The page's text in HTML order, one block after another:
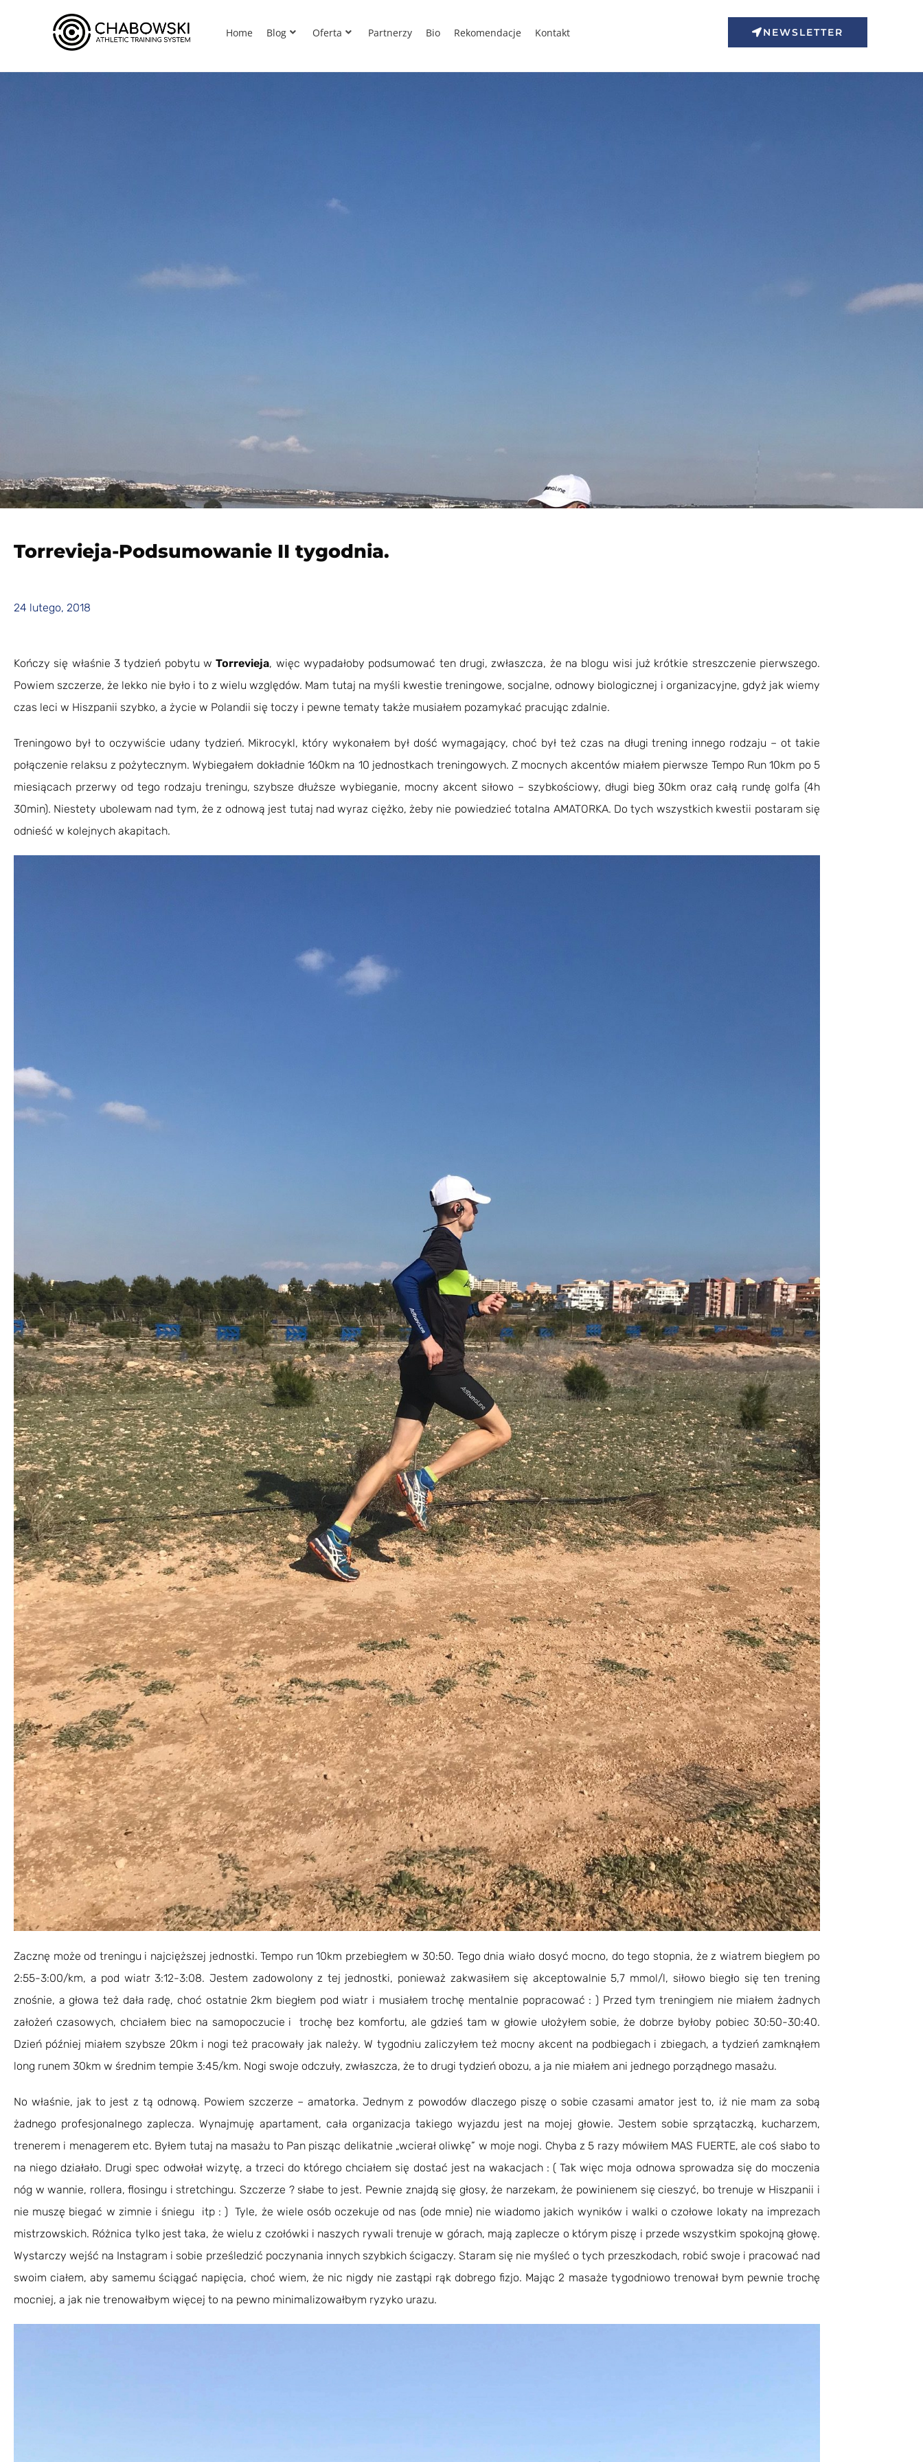
Home Blog Oferta Partnerzy Bio Rekomendacje Kontakt NEWSLETTER
Torrevieja-Podsumowanie II tygodnia.
24 lutego, 2018
Kończy się właśnie 3 tydzień pobytu wTorrevieja, więc wypadałoby podsumować ten drugi, zwłaszcza, że na blogu wisi już krótkie streszczenie pierwszego.
Powiem szczerze, że lekko nie było i to z wielu względów. Mam tutaj na myśli kwestie treningowe, socjalne, odnowy biologicznej i organizacyjne, gdyż jak wiemy
czas leci w Hiszpanii szybko, a życie w Polandii się toczy i pewne tematy także musiałem pozamykać pracując zdalnie.
Treningowo był to oczywiście udany tydzień. Mikrocykl, który wykonałem był dość wymagający, choć był też czas na długi trening innego rodzaju – ot takie
połączenie relaksu z pożytecznym. Wybiegałem dokładnie 160km na 10 jednostkach treningowych. Z mocnych akcentów miałem pierwsze Tempo Run 10km po 5
miesiącach przerwy od tego rodzaju treningu, szybsze dłuższe wybieganie, mocny akcent siłowo – szybkościowy, długi bieg 30km oraz całą rundę golfa (4h
30min). Niestety ubolewam nad tym, że z odnową jest tutaj nad wyraz ciężko, żeby nie powiedzieć totalna AMATORKA. Do tych wszystkich kwestii postaram się
odnieść w kolejnych akapitach.
Zacznę może od treningu i najcięższej jednostki. Tempo run 10km przebiegłem w 30:50. Tego dnia wiało dosyć mocno, do tego stopnia, że z wiatrem biegłem po
2:55-3:00/km, a pod wiatr 3:12-3:08. Jestem zadowolony z tej jednostki, ponieważ zakwasiłem się akceptowalnie 5,7 mmol/l, siłowo biegło się ten trening
znośnie, a głowa też dała radę, choć ostatnie 2km biegłem pod wiatr i musiałem trochę mentalnie popracować : ) Przed tym treningiem nie miałem żadnych
założeń czasowych, chciałem biec na samopoczucie i trochę bez komfortu, ale gdzieś tam w głowie ułożyłem sobie, że dobrze byłoby pobiec 30:50-30:40.
Dzień później miałem szybsze 20km i nogi też pracowały jak należy. W tygodniu zaliczyłem też mocny akcent na podbiegach i zbiegach, a tydzień zamknąłem
long runem 30km w średnim tempie 3:45/km. Nogi swoje odczuły, zwłaszcza, że to drugi tydzień obozu, a ja nie miałem ani jednego porządnego masażu.
No właśnie, jak to jest z tą odnową. Powiem szczerze – amatorka. Jednym z powodów dlaczego piszę o sobie czasami amator jest to, iż nie mam za sobą
żadnego profesjonalnego zaplecza. Wynajmuję apartament, cała organizacja takiego wyjazdu jest na mojej głowie. Jestem sobie sprzątaczką, kucharzem,
trenerem i menagerem etc. Byłem tutaj na masażu to Pan pisząc delikatnie „wcierał oliwkę” w moje nogi. Chyba z 5 razy mówiłem MAS FUERTE, ale coś słabo to
na niego działało. Drugi spec odwołał wizytę, a trzeci do którego chciałem się dostać jest na wakacjach : ( Tak więc moja odnowa sprowadza się do moczenia
nóg w wannie, rollera, flosingu i stretchingu. Szczerze ? słabe to jest. Pewnie znajdą się głosy, że narzekam, że powinienem się cieszyć, bo trenuje w Hiszpanii i
nie muszę biegać w zimnie i śniegu itp : ) Tyle, że wiele osób oczekuje od nas (ode mnie) nie wiadomo jakich wyników i walki o czołowe lokaty na imprezach
mistrzowskich. Różnica tylko jest taka, że wielu z czołówki i naszych rywali trenuje w górach, mają zaplecze o którym piszę i przede wszystkim spokojną głowę.
Wystarczy wejść na Instagram i sobie prześledzić poczynania innych szybkich ścigaczy. Staram się nie myśleć o tych przeszkodach, robić swoje i pracować nad
swoim ciałem, aby samemu ściągać napięcia, choć wiem, że nic nigdy nie zastąpi rąk dobrego fizjo. Mając 2 masaże tygodniowo trenował bym pewnie trochę
mocniej, a jak nie trenowałbym więcej to na pewno minimalizowałbym ryzyko urazu.